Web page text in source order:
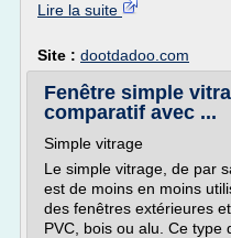
Lire la suite
Site : dootdadoo.com
Fenêtre simple
comparatif avec ...
Simple vitrage
Le simple vitrage, de par
est de moins en moins
des fenêtres extérieures
PVC, bois ou alu. Ce type